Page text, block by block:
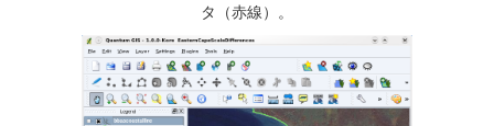
タ（赤線）。